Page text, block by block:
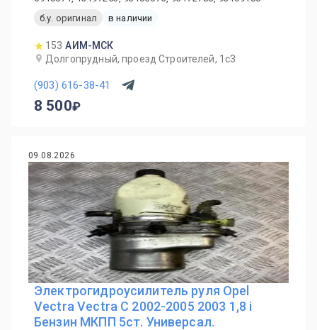
б.у. оригинал
в наличии
153 АИМ-МСК
Долгопрудный, проезд Строителей, 1с3
(903) 616-38-41
8 500
09.08.2026
Электрогидроусилитель руля Opel
Vectra Vectra C 2002-2005 2003 1,8 i
Бензин МКПП 5ст. Универсал.